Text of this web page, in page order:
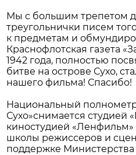
Мы с большим трепетом
треугольнички писем
к предметам и
Краснофлотская газета
1942 года, полностью
битве на острове Сухо,
нашего фильма! Спасибо!
Национальный
Сухо»снимается студией
киностудией
школы режиссеров и
поддержке